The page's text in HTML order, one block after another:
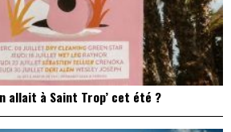
allait à Saint Trop’ cet été ?